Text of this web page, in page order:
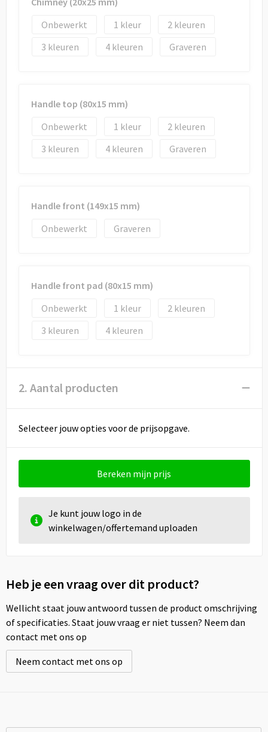
Papieren tassen
Goodiebags
Onbewerkt
1
2
3
4 Graveren
Handle top (80x15 mm)
Onbewerkt
1
2
3
4 Graveren
Handle front (149x15 mm)
Onbewerkt
Graveren
Handle front pad (80x15 mm)
Onbewerkt
1
2
3
4
2. Aantal producten
Selecteer jouw opties voor de prijsopgave.
Bereken mijn prijs
Je kunt jouw logo in de
winkelwagen/offertemand uploaden
Heb je een vraag over dit product?
Wellicht staat jouw antwoord tussen de product omschrijving
of specificaties. Staat jouw vraag er niet tussen? Neem dan
contact met ons op
Neem contact met ons op